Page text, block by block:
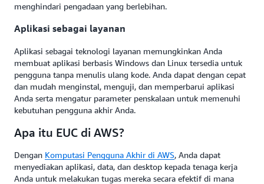
menghindari pengadaan yang berlebihan.
Aplikasi sebagai layanan
Aplikasi sebagai teknologi layanan memungkinkan Anda
membuat aplikasi berbasis Windows dan Linux tersedia untuk
pengguna tanpa menulis ulang kode. Anda dapat dengan cepat
dan mudah menginstal, menguji, dan memperbarui aplikasi
Anda serta mengatur parameter penskalaan untuk memenuhi
kebutuhan pengguna akhir Anda.
Apa itu EUC di AWS?
Dengan Komputasi Pengguna Akhir di AWS, Anda dapat
menyediakan aplikasi, data, dan desktop kepada tenaga kerja
Anda untuk melakukan tugas mereka secara efektif di mana